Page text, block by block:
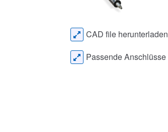
CAD file herunterladen
Passende Anschlüsse